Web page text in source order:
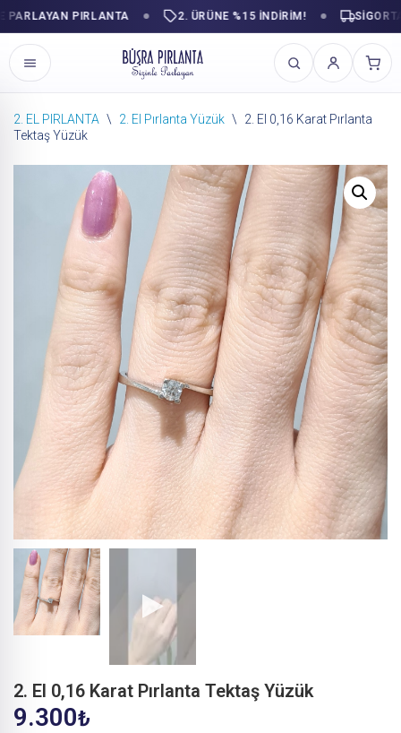
PIRLANTA 2. ÜRÜNE %15 İNDİRİM! SIGORTALI
İçeriğe
2. EL PIRLANTA \ 2. El Pırlanta Yüzük \
2. El 0,16 Karat Pırlanta
Tektaş Yüzük
2. El 0,16 Karat Pırlanta Tektaş Yüzük
9.300₺